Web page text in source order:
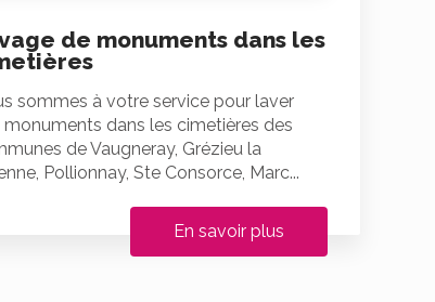
de monuments dans les
sommes à votre service pour laver
monuments dans les cimetières des
de Vaugneray, Grézieu la
Pollionnay, Ste Consorce, Marc...
En savoir plus